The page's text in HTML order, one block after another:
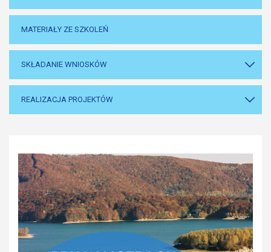
MATERIAŁY ZE SZKOLEŃ
SKŁADANIE WNIOSKÓW
REALIZACJA PROJEKTÓW